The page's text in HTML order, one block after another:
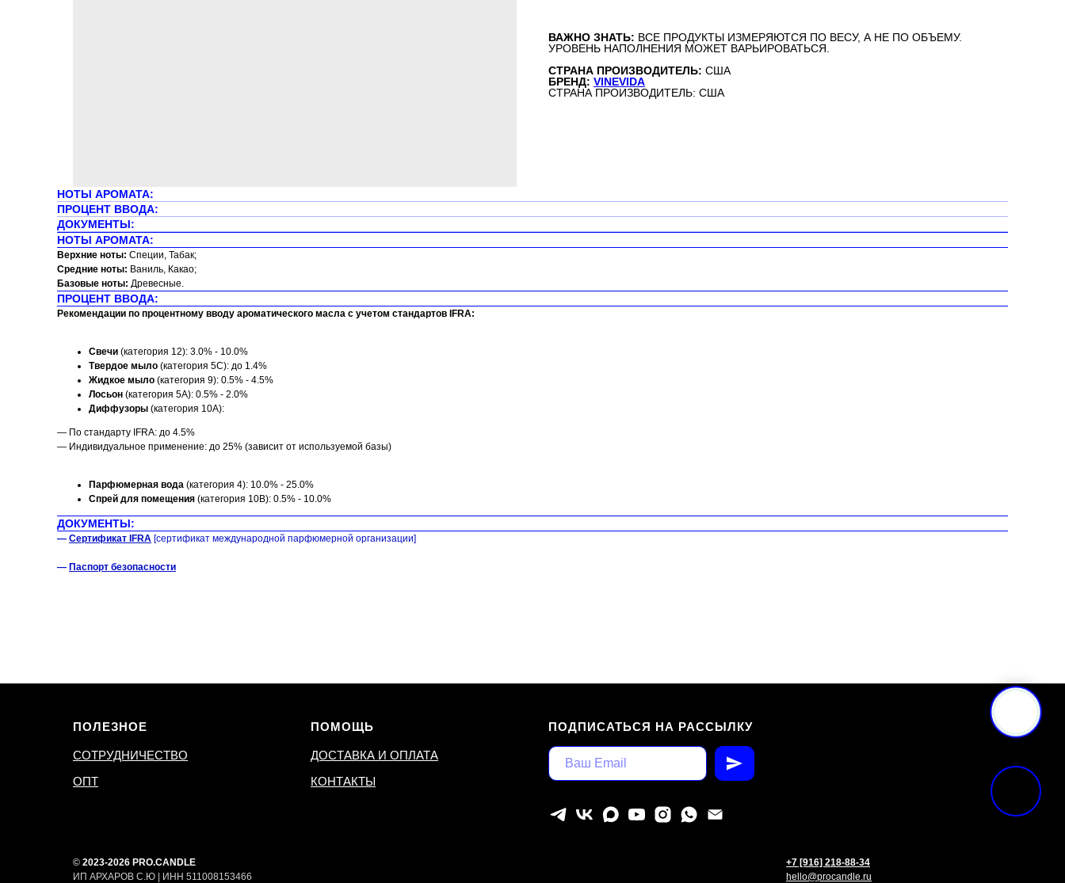
ВАЖНО ЗНАТЬ: ВСЕ ПРОДУКТЫ ИЗМЕРЯЮТСЯ ПО ВЕСУ, А НЕ ПО ОБЪЕМУ.
УРОВЕНЬ НАПОЛНЕНИЯ МОЖЕТ ВАРЬИРОВАТЬСЯ.
СТРАНА ПРОИЗВОДИТЕЛЬ: США
БРЕНД: VINEVIDA
СТРАНА ПРОИЗВОДИТЕЛЬ: США
НОТЫ АРОМАТА:
ПРОЦЕНТ ВВОДА:
ДОКУМЕНТЫ:
НОТЫ АРОМАТА:
Верхние ноты: Специи, Табак;
Средние ноты: Ваниль, Какао;
Базовые ноты: Древесные.
ПРОЦЕНТ ВВОДА:
Рекомендации по процентному вводу ароматического масла с учетом стандартов IFRA:
Свечи (категория 12): 3.0% - 10.0%
Твердое мыло (категория 5C): до 1.4%
Жидкое мыло (категория 9): 0.5% - 4.5%
Лосьон (категория 5A): 0.5% - 2.0%
Диффузоры (категория 10A):
— По стандарту IFRA: до 4.5%
— Индивидуальное применение: до 25% (зависит от используемой базы)
Парфюмерная вода (категория 4): 10.0% - 25.0%
Спрей для помещения (категория 10B): 0.5% - 10.0%
ДОКУМЕНТЫ:
— Сертификат IFRA [сертификат международной парфюмерной организации]
— Паспорт безопасности
ПОЛЕЗНОЕ
СОТРУДНИЧЕСТВО
ОПТ
ПОМОЩЬ
ДОСТАВКА И ОПЛАТА
КОНТАКТЫ
ПОДПИСАТЬСЯ НА РАССЫЛКУ
© 2023-2026 PRO.CANDLE
ИП АРХАРОВ С.Ю | ИНН 511008153466
+7 [916] 218-88-34
hello@procandle.ru